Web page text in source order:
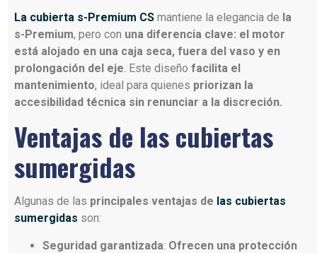
La cubierta s-Premium CS mantiene la elegancia de la
s-Premium, pero con una diferencia clave: el motor
está alojado en una caja seca, fuera del vaso y en
prolongación del eje . Este diseño facilita el
mantenimiento, ideal para quienes priorizan la
accesibilidad técnica sin renunciar a la discreción.
Ventajas de las cubiertas
sumergidas
Algunas de las principales ventajas de las cubiertas
sumergidas son:
Seguridad garantizada: Ofrecen una protección